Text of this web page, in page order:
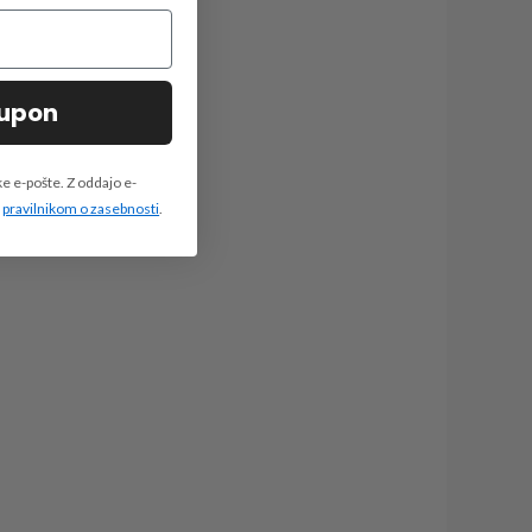
e-pošte. Z oddajo e-
pravilnikom o zasebnosti